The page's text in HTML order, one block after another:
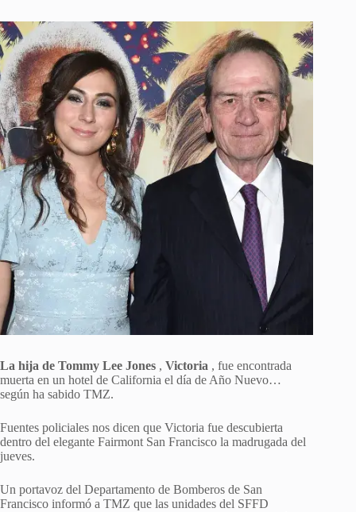
La hija de Tommy Lee Jones , Victoria , fue encontrada
muerta en un hotel de California el día de Año Nuevo…
según ha sabido TMZ.
Fuentes policiales nos dicen que Victoria fue descubierta
dentro del elegante Fairmont San Francisco la madrugada del
jueves.
Un portavoz del Departamento de Bomberos de San
Francisco informó a TMZ que las unidades del SFFD